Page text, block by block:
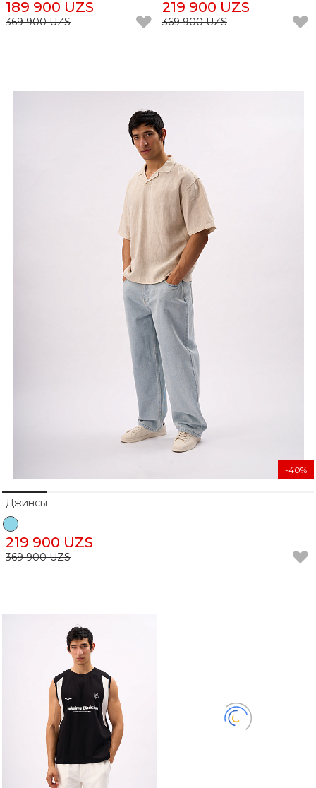
189 900 UZS
369 900 UZS
219 900 UZS
369 900 UZS
Джинсы
219 900 UZS
369 900 UZS
-40%